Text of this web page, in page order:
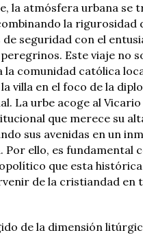
la atmósfera urbana se
la rigurosidad
de seguridad con el
Este viaje no
la comunidad católica
villa en el foco de la
La urbe acoge al
que merece su
sus avenidas en un
Por ello, es fundamental
que esta
de la cristiandad en
de la dimensión